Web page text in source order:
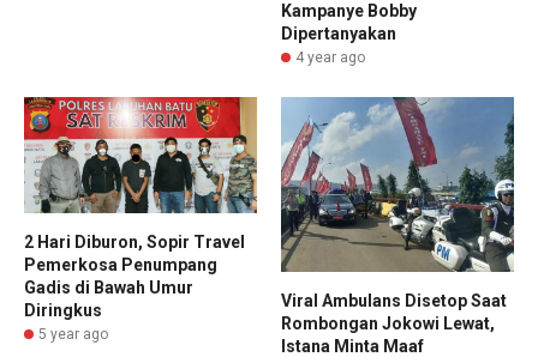
Kampanye Bobby
Dipertanyakan
4 year ago
2 Hari Diburon, Sopir Travel
Pemerkosa Penumpang
Gadis di Bawah Umur
Diringkus
5 year ago
Viral Ambulans Disetop Saat
Rombongan Jokowi Lewat,
Istana Minta Maaf